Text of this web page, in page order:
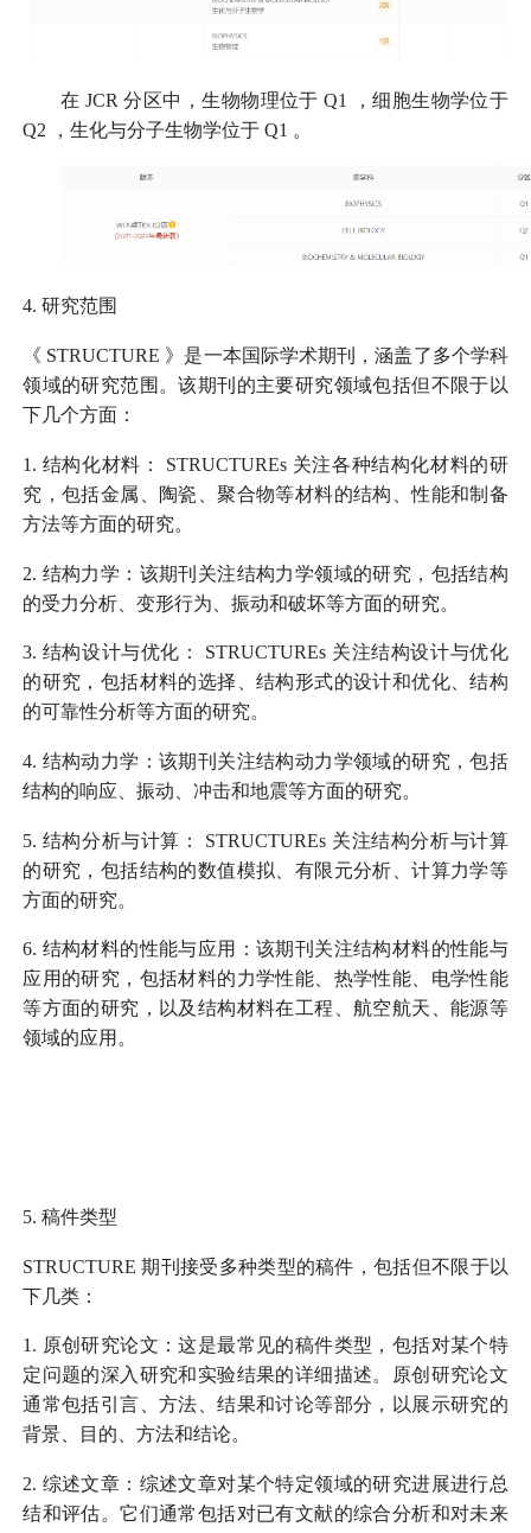
在 JCR 分区中，生物物理位于 Q1
，细胞生物学位于
Q2
，生化与分子生物学位于 Q1 。
4.研究范围
《 STRUCTURE 》是一本国际学术期刊，涵盖了多个学科
领域的研究范围。该期刊的主要研究领域包括但不限于以
下几个方面：
1. 结构化材料： STRUCTUREs 关注各种结构化材料的研
究，包括金属、陶瓷、聚合物等材料的结构、性能和制备
方法等方面的研究。
2. 结构力学：该期刊关注结构力学领域的研究，包括结构
的受力分析、变形行为、振动和破坏等方面的研究。
3. 结构设计与优化： STRUCTUREs 关注结构设计与优化
的研究，包括材料的选择、结构形式的设计和优化、结构
的可靠性分析等方面的研究。
4. 结构动力学：该期刊关注结构动力学领域的研究，包括
结构的响应、振动、冲击和地震等方面的研究。
5. 结构分析与计算： STRUCTUREs 关注结构分析与计算
的研究，包括结构的数值模拟、有限元分析、计算力学等
方面的研究。
6. 结构材料的性能与应用：该期刊关注结构材料的性能与
应用的研究，包括材料的力学性能、热学性能、电学性能
等方面的研究，以及结构材料在工程、航空航天、能源等
领域的应用。
5.稿件类型
STRUCTURE 期刊接受多种类型的稿件，包括但不限于以
下几类：
1. 原创研究论文：这是最常见的稿件类型，包括对某个特
定问题的深入研究和实验结果的详细描述。原创研究论文
通常包括引言、方法、结果和讨论等部分，以展示研究的
背景、目的、方法和结论。
2. 综述文章：综述文章对某个特定领域的研究进展进行总
结和评估。它们通常包括对已有文献的综合分析和对未来